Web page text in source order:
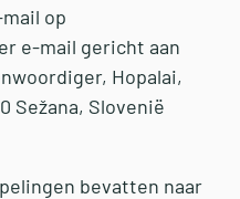
op
e-mail gericht aan
Hopalai,
Sežana, Slovenië
bevatten naar